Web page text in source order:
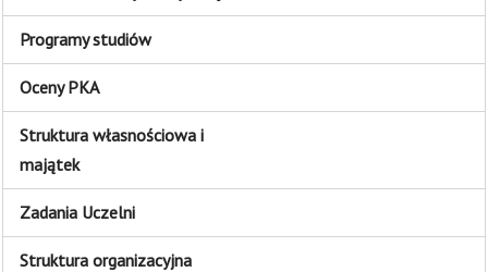
Programy studiów
Oceny PKA
Struktura własnościowa i
majątek
Zadania Uczelni
Struktura organizacyjna